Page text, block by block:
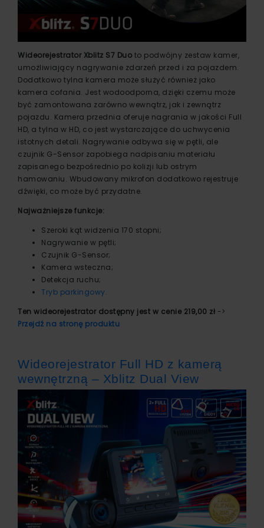
Wideorejestrator Xblitz S7 Duo to podwójny zestaw kamer,
umożliwiający nagrywanie zdarzeń przed i za pojazdem.
Dodatkowo tylna kamera może służyć również jako
kamera cofania. Jest wodoodporna, dzięki czemu może
być zamontowana zarówno wewnątrz, jak i zewnątrz
pojazdu. Kamera przednia oferuje nagrania w jakości Full
HD, a tylna w HD, co jest wystarczające do uchwycenia
istotnych detali. Nagrywanie odbywa się w pętli, ale
czujnik G-Sensor zapobiega nadpisaniu materiału
zapisanego bezpośrednio po kolizji lub ostrym
hamowaniu. Wbudowany mikrofon dodatkowo rejestruje
dźwięki, co może być przydatne.
Najważniejsze funkcje:
Szeroki kąt widzenia 170 stopni;
Nagrywanie w pętli;
Czujnik G-Sensor;
Kamera wsteczna;
Detekcja ruchu;
Tryb parkingowy.
Ten wideorejestrator dostępny jest w cenie 219,00 zł ->
Przejdź na stronę produktu
Wideorejestrator Full HD z kamerą
wewnętrzną – Xblitz Dual View